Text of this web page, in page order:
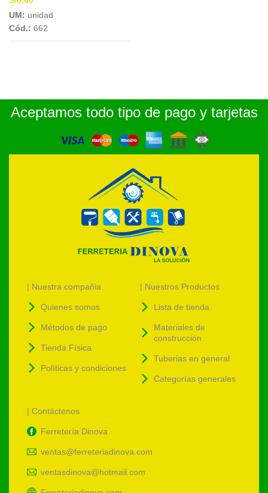
UM: unidad
Cód.: 662
Aceptamos todo tipo de pago y tarjetas
| Nuestra compañia
Quienes somos
Métodos de pago
Tienda Física
Políticas y condiciones
| Nuestros Productos
Lista de tienda
Materiales de
construcción
Tuberias en general
Categorías generales
| Contáctenos
Ferretería Dinova
ventas@ferreteriadinova.com
ventasdinova@hotmail.com